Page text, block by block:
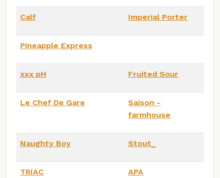
Calf Imperial Porter
Pineapple Express
xxx pH Fruited Sour
Le Chef De Gare
Saison -
farmhouse
Naughty Boy Stout_
TRIAC APA